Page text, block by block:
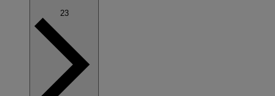
23